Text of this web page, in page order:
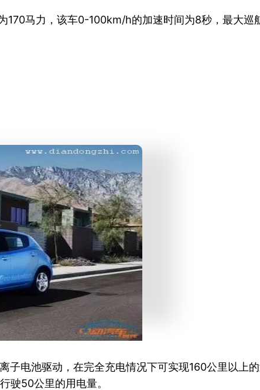
170马力，该车0-100km/h的加速时间为8秒，最大
子电池驱动，在完全充电情况下可实现160公里以上
驶50公里的用电量。